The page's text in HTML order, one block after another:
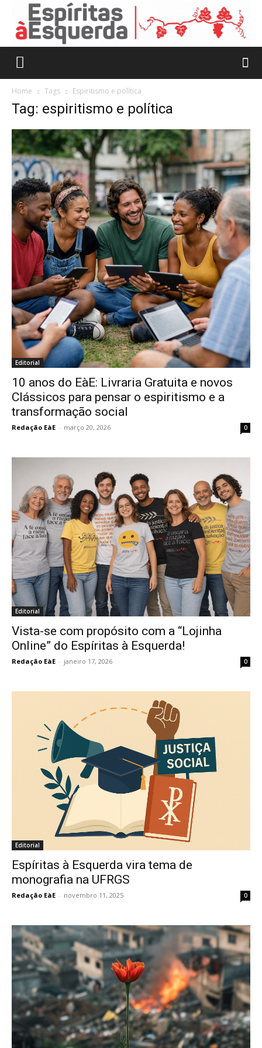
Home Tags Espiritismo e política
Tag: espiritismo e política
Editorial
10 anos do EàE: Livraria Gratuita e novos
Clássicos para pensar o espiritismo e a
transformação social
Redação EàE - março 20, 2026 0
Editorial
Vista-se com propósito com a “Lojinha
Online” do Espíritas à Esquerda!
Redação EàE - janeiro 17, 2026 0
Editorial
Espíritas à Esquerda vira tema de
monografia na UFRGS
Redação EàE - novembro 11, 2025 0